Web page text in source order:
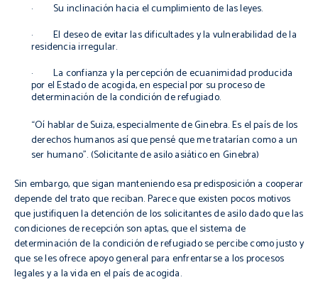
· Su inclinación hacia el cumplimiento de las leyes.
· El deseo de evitar las dificultades y la vulnerabilidad de la
residencia irregular.
· La confianza y la percepción de ecuanimidad producida
por el Estado de acogida, en especial por su proceso de
determinación de la condición de refugiado.
“Oí hablar de Suiza, especialmente de Ginebra. Es el país de los
derechos humanos así que pensé que me tratarían como a un
ser humano”.(Solicitante de asilo asiático en Ginebra)
Sin embargo, que sigan manteniendo esa predisposición a cooperar
depende del trato que reciban. Parece que existen pocos motivos
que justifiquen la detención de los solicitantes de asilo dado que las
condiciones de recepción son aptas, que el sistema de
determinación de la condición de refugiado se percibe como justo y
que se les ofrece apoyo general para enfrentarse a los procesos
legales y a la vida en el país de acogida.